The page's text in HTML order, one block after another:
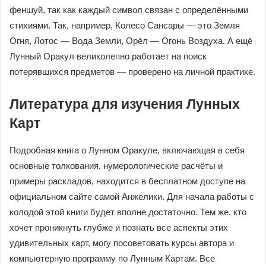
феншуй, так как каждый символ связан с определёнными
стихиями. Так, например, Колесо Сансары — это Земля
Огня, Лотос — Вода Земли, Орёл — Огонь Воздуха. А ещё
Лунный Оракул великолепно работает на поиск
потерявшихся предметов — проверено на личной практике.
Литература для изучения Лунных
Карт
Подробная книга о Лунном Оракуле, включающая в себя
основные толкования, нумерологические расчёты и
примеры раскладов, находится в бесплатном доступе на
официальном сайте самой Анжелики. Для начала работы с
колодой этой книги будет вполне достаточно. Тем же, кто
хочет проникнуть глубже и познать все аспекты этих
удивительных карт, могу посоветовать курсы автора и
компьютерную программу по Лунным Картам. Все